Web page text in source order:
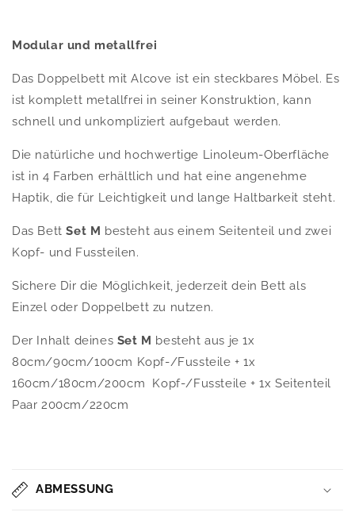
Modular und metallfrei
Das Doppelbett mit Alcove ist ein steckbares Möbel. Es
ist komplett metallfrei in seiner Konstruktion, kann
schnell und unkompliziert aufgebaut werden.
Die natürliche und hochwertige Linoleum-Oberfläche
ist in 4 Farben erhältlich und hat eine angenehme
Haptik, die für Leichtigkeit und lange Haltbarkeit steht.
Das BettSet M besteht aus einem Seitenteil und zwei
Kopf- und Fussteilen.
Sichere Dir die Möglichkeit, jederzeit dein Bett als
Einzel oder Doppelbett zu nutzen.
Der Inhalt deines Set M besteht aus je1x
80cm/90cm/100cm Kopf-/Fussteile + 1x
160cm/180cm/200cm Kopf-/Fussteile + 1x Seitenteil
Paar 200cm/220cm
ABMESSUNG